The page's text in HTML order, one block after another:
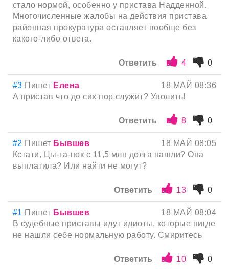
стало нормой, особенно у пристава Надденной.
Многочисленные жалобы на действия пристава
районная прокуратура оставляет вообще без
какого-либо ответа.
Ответить 4 0
#3 Пишет Елена
18 МАЙ 08:36
А пристав что до сих пор служит? Уволить!
Ответить 8 0
#2 Пишет Бывшев
18 МАЙ 08:05
Кстати, Цы-га-нок с 11,5 млн долга нашли? Она
выплатила? Или найти не могут?
Ответить 13 0
#1 Пишет Бывшев
18 МАЙ 08:04
В судебные приставы идут идиоты, которые нигде
не нашли себе нормальную работу. Смиритесь
Ответить 10 0